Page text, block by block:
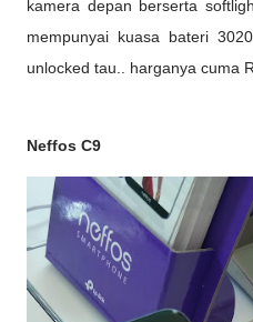
kamera depan berserta
mempunyai kuasa bateri
unlocked tau.. harganya cuma
Neffos C9